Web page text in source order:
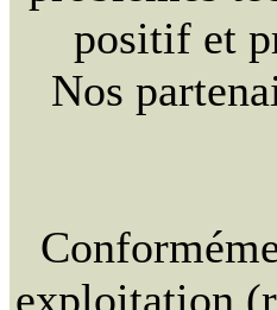
positif et
Nos
exploitation